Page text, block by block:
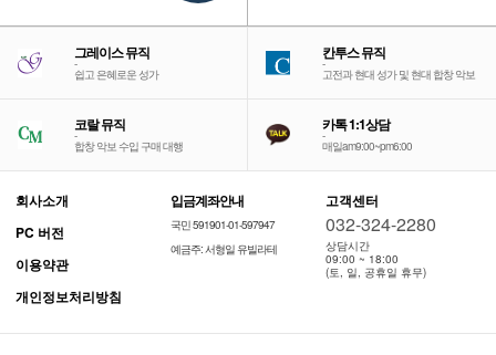
그레이스 뮤직
-
쉽고 은혜로운 성가
칸투스 뮤직
-
고전과 현대 성가 및 현대 합창 악보
코랄 뮤직
-
합창 악보 수입 구매 대행
카톡 1:1상담
-
매일am9:00~pm6:00
회사소개
PC 버전
이용약관
개인정보처리방침
입금계좌안내
국민 591901-01-597947
예금주: 서형일 유빌라테
고객센터
032-324-2280
상담시간
09:00 ~ 18:00
(토, 일, 공휴일 휴무)